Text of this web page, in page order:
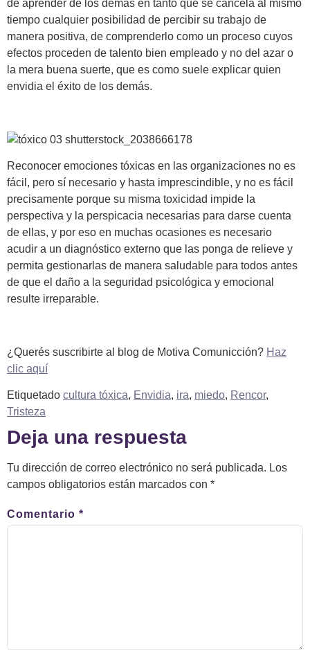
de aprender de los demás en tanto que se cancela al mismo
tiempo cualquier posibilidad de percibir su trabajo de
manera positiva, de comprenderlo como un proceso cuyos
efectos proceden de talento bien empleado y no del azar o
la mera buena suerte, que es como suele explicar quien
envidia el éxito de los demás.
Reconocer emociones tóxicas en las organizaciones no es
fácil, pero sí necesario y hasta imprescindible, y no es fácil
precisamente porque su misma toxicidad impide la
perspectiva y la perspicacia necesarias para darse cuenta
de ellas, y por eso en muchas ocasiones es necesario
acudir a un diagnóstico externo que las ponga de relieve y
permita gestionarlas de manera saludable para todos antes
de que el daño a la seguridad psicológica y emocional
resulte irreparable.
¿Querés suscribirte al blog de Motiva Comunicción? Haz
clic aquí
Etiquetado cultura tóxica, Envidia, ira, miedo, Rencor,
Tristeza
Deja una respuesta
Tu dirección de correo electrónico no será publicada. Los
campos obligatorios están marcados con *
Comentario *